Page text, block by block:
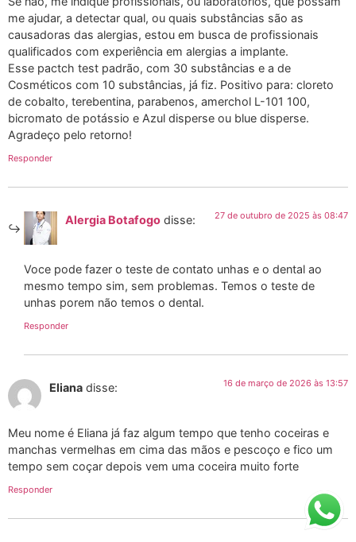
me ajudar, a detectar qual, ou quais substâncias são as
causadoras das alergias, estou em busca de profissionais
qualificados com experiência em alergias a implante.
Esse pactch test padrão, com 30 substâncias e a de
Cosméticos com 10 substâncias, já fiz. Positivo para: cloreto
de cobalto, terebentina, parabenos, amerchol L-101 100,
bicromato de potássio e Azul disperse ou blue disperse.
Agradeço pelo retorno!
Responder
Alergia Botafogo disse: 27 de outubro de 2025 às 08:47
Voce pode fazer o teste de contato unhas e o dental ao
mesmo tempo sim, sem problemas. Temos o teste de
unhas porem não temos o dental.
Responder
Eliana disse: 16 de março de 2026 às 13:57
Meu nome é Eliana já faz algum tempo que tenho coceiras e
manchas vermelhas em cima das mãos e pescoço e fico um
tempo sem coçar depois vem uma coceira muito forte
Responder